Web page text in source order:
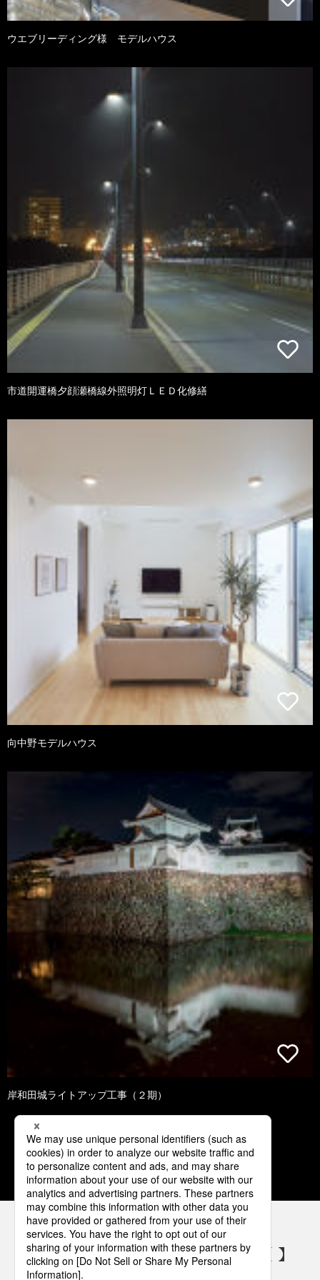
ウエブリーディング様 モデルハウス
市道開運橋夕顔瀬橋線外照明灯ＬＥＤ化修繕
向中野モデルハウス
岸和田城ライトアップ工事（２期）
1 2 3 4 5
パナソニックの電気設備 SNSアカウント